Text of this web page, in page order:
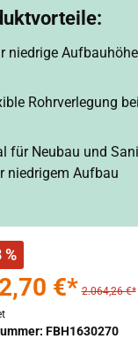
niedrige
Rohrverlegung
für Neubau und
niedrigem Aufbau
€* 2.064,26 €*
FBH1630270